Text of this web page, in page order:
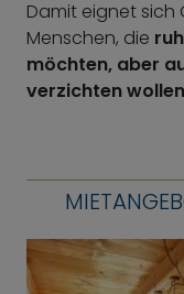
Damit eignet
Menschen, die
möchten, aber
verzichten wollen